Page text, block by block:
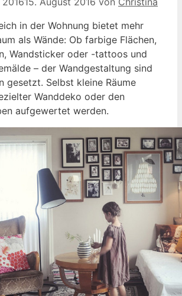
in der Wohnung bietet mehr
als Wände: Ob farbige Flächen,
Wandsticker oder -tattoos und
– der Wandgestaltung sind
gesetzt. Selbst kleine Räume
Wanddeko oder den
aufgewertet werden.